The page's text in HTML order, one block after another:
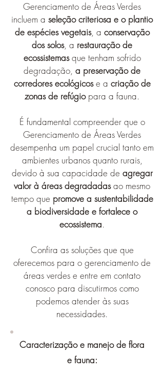
Gerenciamento de Áreas Verdes
incluem a seleção criteriosa e o plantio
de espécies vegetais, a conservação
dos solos, a restauração de
ecossistemasque tenham sofrido
degradação, a preservação de
corredores ecológicose a criação de
zonas de refúgiopara a fauna.
É fundamental compreender que o
Gerenciamento de Áreas Verdes
desempenha um papel crucial tanto em
ambientes urbanos quanto rurais,
devido à sua capacidade de agregar
valor à áreas degradadasao mesmo
tempo que promove a sustentabilidade
a biodiversidade e fortalece o
ecossistema.
Confira as soluções que que
oferecemos para o gerenciamento de
áreas verdes e entre em contato
conosco para discutirmos como
podemos atender às suas
necessidades.
Caracterização e manejo de flora
e fauna: